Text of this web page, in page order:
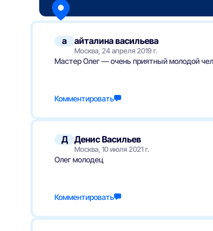
а айталина васильева
Москва, 24 апреля 2019 г.
Мастер Олег — очень приятный молодой
Комментировать
Д Денис Васильев
Москва, 10 июля 2021 г.
Олег молодец
Комментировать